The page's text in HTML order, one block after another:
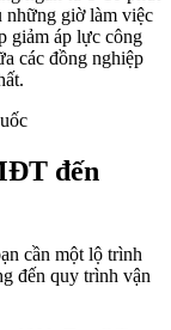
những giờ làm việc
giảm áp lực công
các đồng nghiệp
đến
cần một lộ trình
đến quy trình vận